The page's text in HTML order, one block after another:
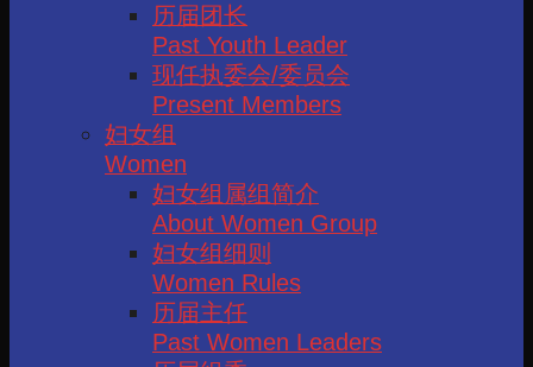
历届团长
Past Youth Leader
现任执委会/委员会
Present Members
妇女组
Women
妇女组属组简介
About Women Group
妇女组细则
Women Rules
历届主任
Past Women Leaders